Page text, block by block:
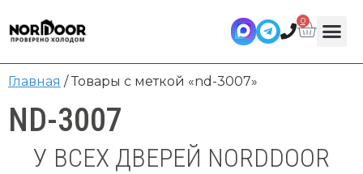
0
Главная / Товары с меткой «nd-3007»
ND-3007
У ВСЕХ ДВЕРЕЙ NORDDOOR